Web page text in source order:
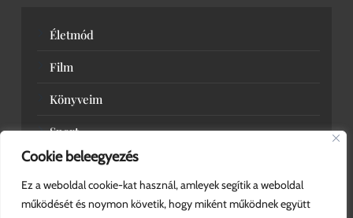
Cookie beleegyezés
Ez a weboldal cookie-kat használ, amleyek segítik a weboldal
működését és noymon követik, hogy miként működnek együtt
Életmód
Film
Könyveim
Sport
Zene